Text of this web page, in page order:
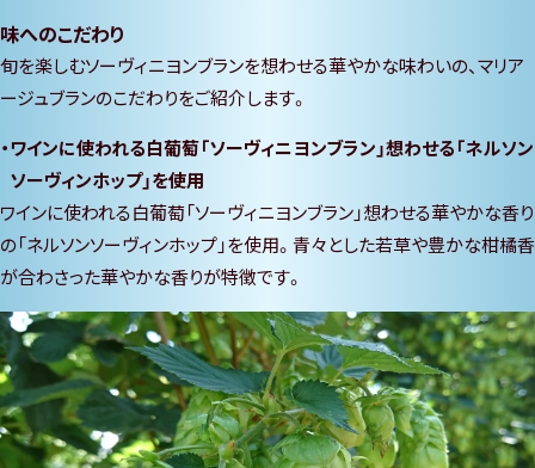
味へのこだわり
旬を楽しむソーヴィニヨンブランを想わせる華やかな味わいの、マリア
ージュブランのこだわりをご紹介します。
ワインに使われる白葡萄「ソーヴィニヨンブラン」想わせる「ネルソン
ソーヴィンホップ」を使用
ワインに使われる白葡萄「ソーヴィニヨンブラン」想わせる華やかな香り
の「ネルソンソーヴィンホップ」を使用。青々とした若草や豊かな柑橘香
が合わさった華やかな香りが特徴です。